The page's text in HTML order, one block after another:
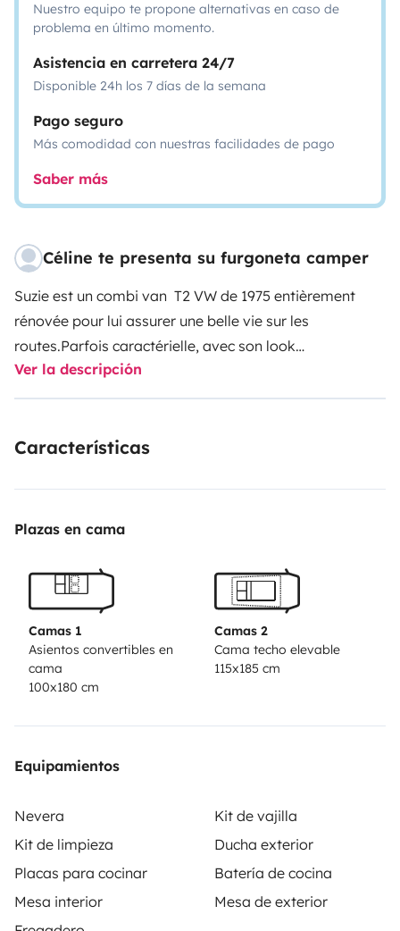
Nuestro equipo te propone alternativas en caso de
problema en último momento.
Asistencia en carretera 24/7
Disponible 24h los 7 días de la semana
Pago seguro
Más comodidad con nuestras facilidades de pago
Saber más
Céline te presenta su furgoneta camper
Suzie est un combi van T2 VW de 1975 entièrement
rénovée pour lui assurer une belle vie sur les
routes.Parfois caractérielle, avec son look
flash/vintage et son équipement modeste mais
efficace, elle vous garanti une belle expérience et de
(mariage, anniversaire, evjf...) pour un weekend ou
escapade il faut savoir que sa vitesse de croisière est
autoroute et qu'elle n'apprécie pas les longs trajets
sans pause.
Partir avec Suzie c'est avant tout: 'Un état
Pour toute réservation, n'hésitez pas à m'envoyer un
petit message pour partager votre projet😊
Ver la descripción
Características
Plazas en cama
Camas 1
Asientos convertibles en
cama
100x180 cm
Camas 2
Cama techo elevable
115x185 cm
Equipamientos
Nevera
Kit de vajilla
Kit de limpieza
Ducha exterior
Placas para cocinar
Batería de cocina
Mesa interior
Mesa de exterior